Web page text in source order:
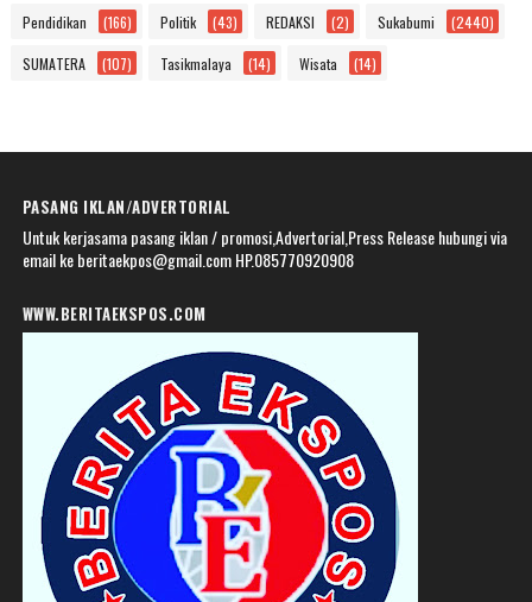
Pendidikan (166) Politik (43) REDAKSI (2) Sukabumi (2440)
SUMATERA (107) Tasikmalaya (14) Wisata (14)
PASANG IKLAN/ADVERTORIAL
Untuk kerjasama pasang iklan / promosi,Advertorial,Press Release hubungi via
email ke beritaekpos@gmail.com HP.085770920908
WWW.BERITAEKSPOS.COM